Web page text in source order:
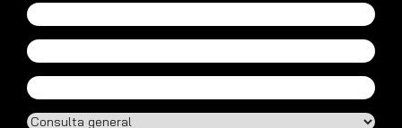
Nom
Correu
Telèfon
Tipus